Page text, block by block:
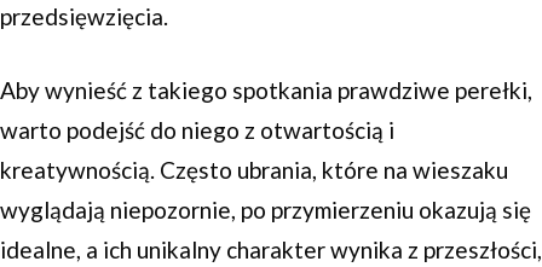
przedsięwzięcia.
Aby wynieść z takiego spotkania prawdziwe perełki,
warto podejść do niego z otwartością i
kreatywnością. Często ubrania, które na wieszaku
wyglądają niepozornie, po przymierzeniu okazują się
idealne, a ich unikalny charakter wynika z przeszłości,